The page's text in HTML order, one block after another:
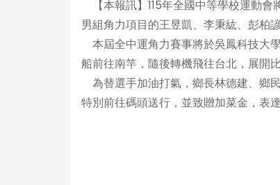
【本報訊】115年全國中等學校運動
男組角力項目的王昱凱、李秉紘、彭柏
本屆全中運角力賽事將於吳鳳科技大
船前往南竿，隨後轉機飛往台北，展開比
為替選手加油打氣，鄉長林德建、鄉
特別前往碼頭送行，並致贈加菜金，表